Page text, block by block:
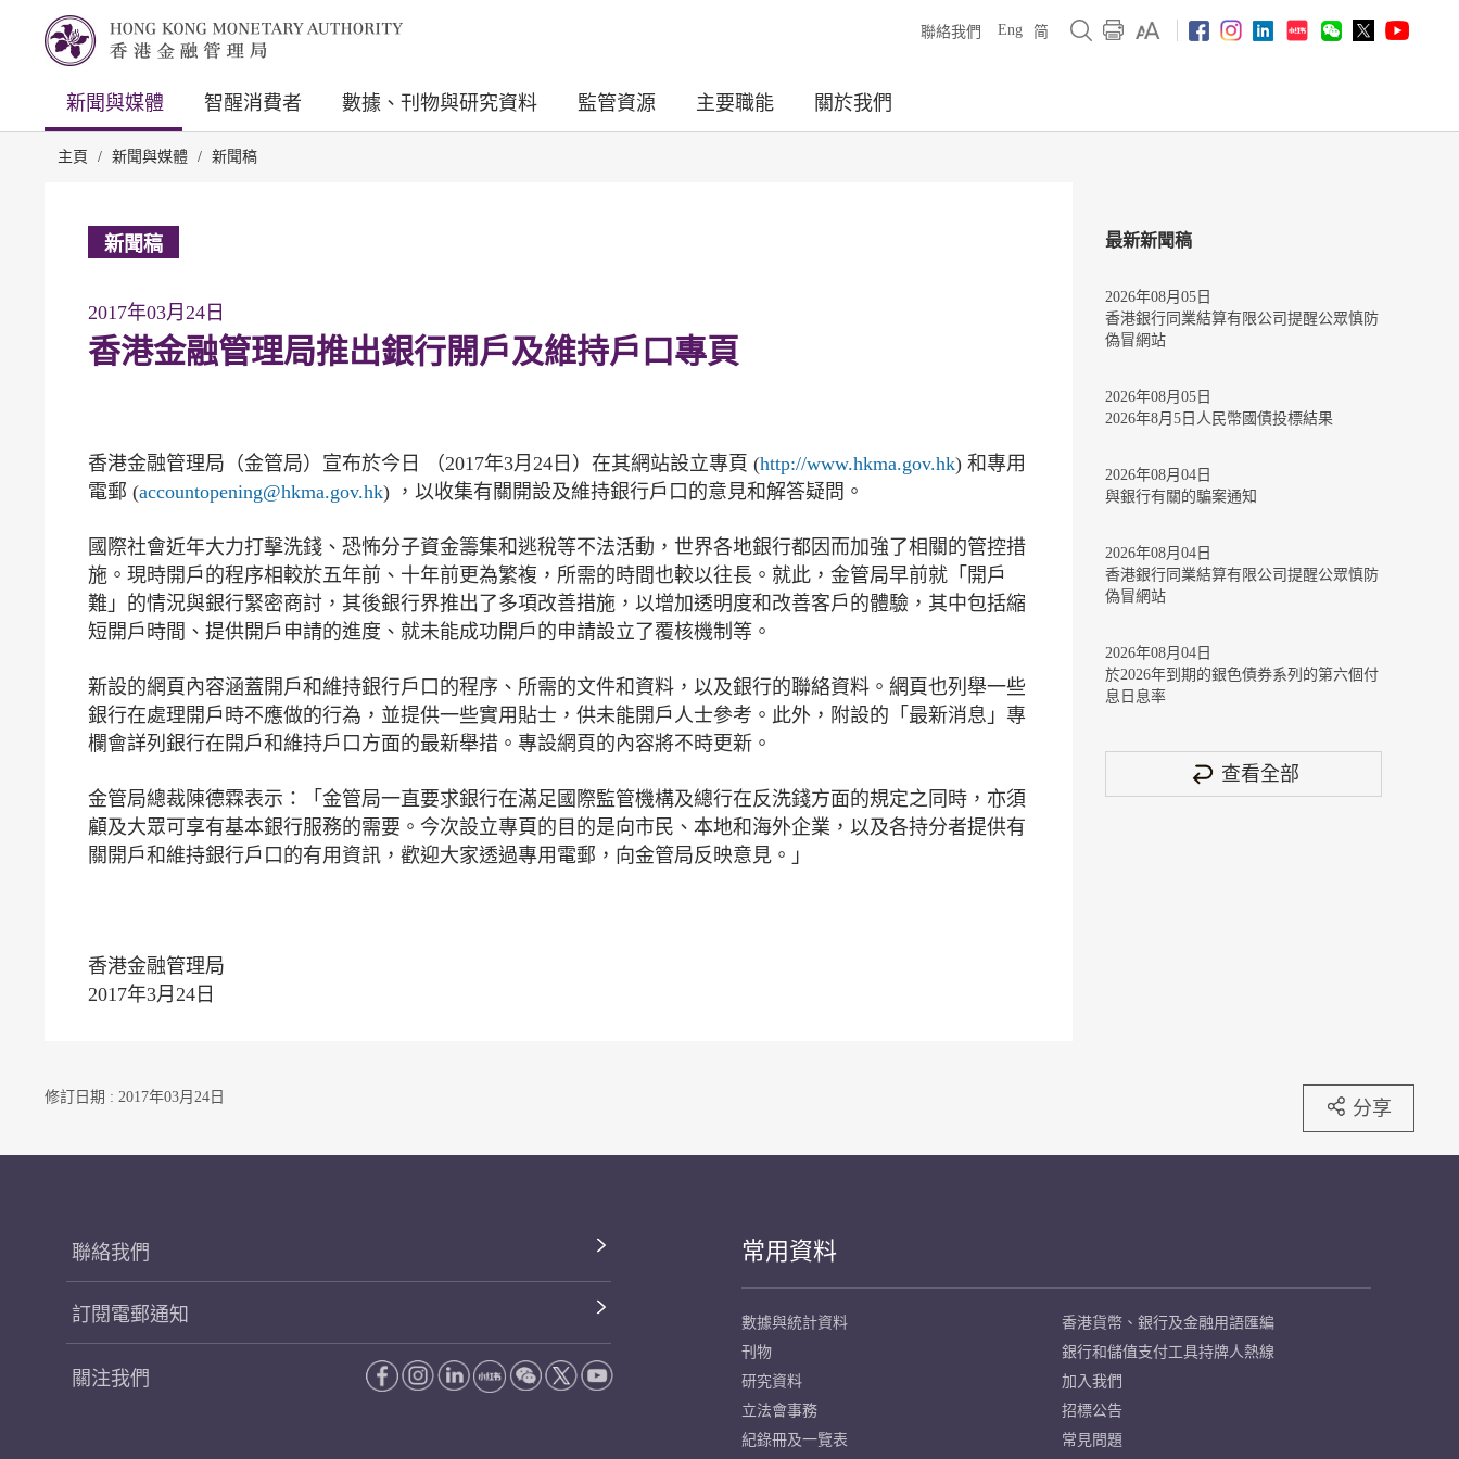
聯絡我們 Eng 简
新聞與媒體 智醒消費者 數據、刊物與研究資料 監管資源 主要職能 關於我們
主頁 / 新聞與媒體 / 新聞稿
新聞稿
2017年03月24日
香港金融管理局推出銀行開戶及維持戶口專頁
香港金融管理局（金管局）宣布於今日 （2017年3月24日）在其網站設立專頁 (http://www.hkma.gov.hk) 和專用
電郵 (accountopening@hkma.gov.hk) ，以收集有關開設及維持銀行戶口的意見和解答疑問。
國際社會近年大力打擊洗錢、恐怖分子資金籌集和逃稅等不法活動，世界各地銀行都因而加強了相關的管控措
施。現時開戶的程序相較於五年前、十年前更為繁複，所需的時間也較以往長。就此，金管局早前就「開戶
難」的情況與銀行緊密商討，其後銀行界推出了多項改善措施，以增加透明度和改善客戶的體驗，其中包括縮
短開戶時間、提供開戶申請的進度、就未能成功開戶的申請設立了覆核機制等。
新設的網頁內容涵蓋開戶和維持銀行戶口的程序、所需的文件和資料，以及銀行的聯絡資料。網頁也列舉一些
銀行在處理開戶時不應做的行為，並提供一些實用貼士，供未能開戶人士參考。此外，附設的「最新消息」專
欄會詳列銀行在開戶和維持戶口方面的最新舉措。專設網頁的內容將不時更新。
金管局總裁陳德霖表示：「金管局一直要求銀行在滿足國際監管機構及總行在反洗錢方面的規定之同時，亦須
顧及大眾可享有基本銀行服務的需要。今次設立專頁的目的是向市民、本地和海外企業，以及各持分者提供有
關開戶和維持銀行戶口的有用資訊，歡迎大家透過專用電郵，向金管局反映意見。」
香港金融管理局
2017年3月24日
最新新聞稿
2026年08月05日
香港銀行同業結算有限公司提醒公眾慎防
偽冒網站
2026年08月05日
2026年8月5日人民幣國債投標結果
2026年08月04日
與銀行有關的騙案通知
2026年08月04日
香港銀行同業結算有限公司提醒公眾慎防
偽冒網站
2026年08月04日
於2026年到期的銀色債券系列的第六個付
息日息率
查看全部
修訂日期 : 2017年03月24日 分享
聯絡我們
訂閱電郵通知
關注我們
常用資料
數據與統計資料
刊物
研究資料
立法會事務
紀錄冊及一覽表
香港貨幣、銀行及金融用語匯編
銀行和儲值支付工具持牌人熱線
加入我們
招標公告
常見問題